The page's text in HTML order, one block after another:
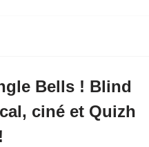
Bells ! Blind
ciné et Quizh